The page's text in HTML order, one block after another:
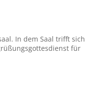
In dem Saal trifft sich
für